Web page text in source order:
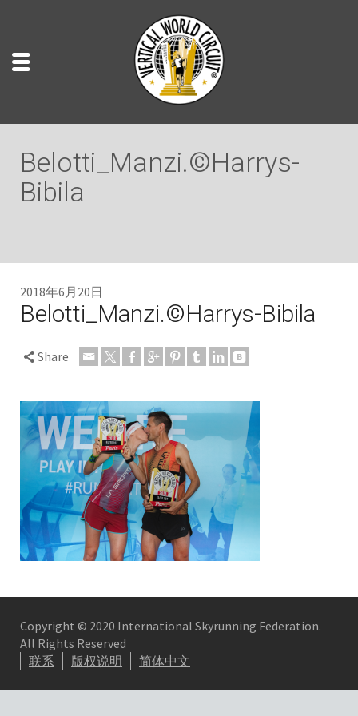
Belotti_Manzi.©Harrys-
Bibila
2018年6月20日
Belotti_Manzi.©Harrys-Bibila
Share
Copyright © 2020 International Skyrunning Federation.
All Rights Reserved
联系
版权说明 简体中文